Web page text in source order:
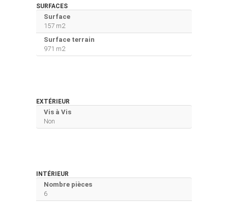
SURFACES
Surface
157 m2
Surface terrain
971 m2
EXTÉRIEUR
Vis à Vis
Non
INTÉRIEUR
Nombre pièces
6